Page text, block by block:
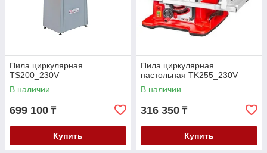
Пила циркулярная
TS200_230V
В наличии
699 100 ₸
Купить
Пила циркулярная
настольная TK255_230V
В наличии
316 350 ₸
Купить